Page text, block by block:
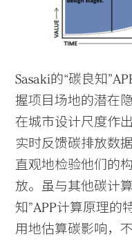
Sasaki的“碳良知
握项目场地的潜在
在城市设计尺度作
实时反馈碳排放数
直观地检验他们的
放。虽与其他碳计
知”APP计算原理的
用地估算碳影响，